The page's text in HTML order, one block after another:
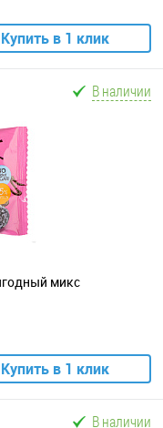
Купить в 1 клик
В наличии
микс
Купить в 1 клик
В наличии